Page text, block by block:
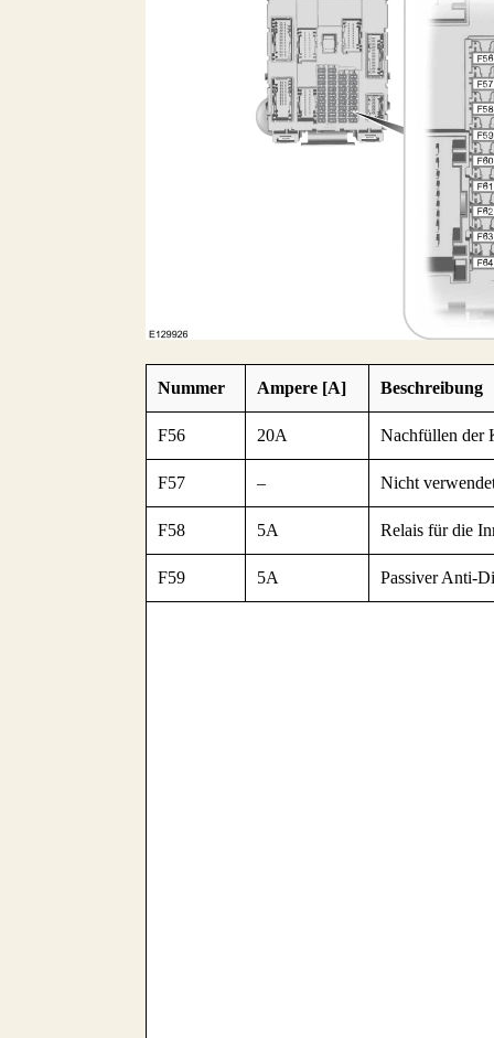
Nummer Ampere [A] Beschreibung
F56 20A Nachfüllen der
F57 – Nicht
F58 5A Relais für die
F59 5A Passiver Anti-